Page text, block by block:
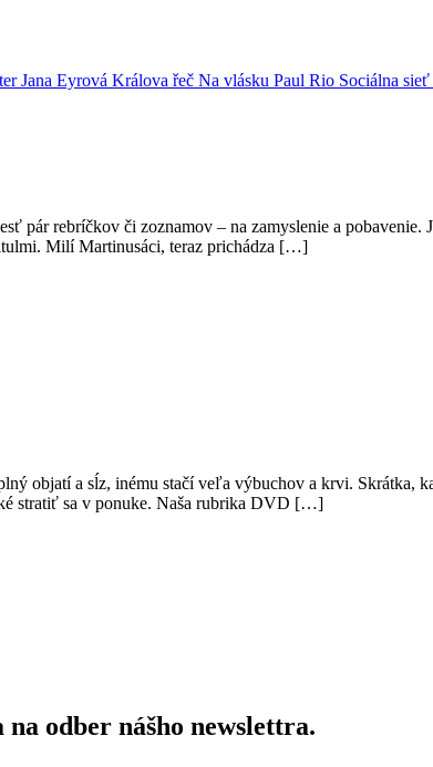
Jana Eyrová Králova řeč Na vlásku Paul Rio Sociálna sieť
pár rebríčkov či zoznamov – na zamyslenie a
Milí Martinusáci, teraz prichádza […]
objatí a sĺz, inému stačí veľa výbuchov a krvi. Skrátka,
stratiť sa v ponuke. Naša rubrika DVD […]
odber nášho newslettra.